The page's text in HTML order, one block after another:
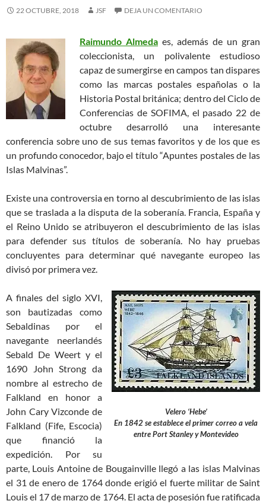
22 OCTUBRE, 2018 JSF DEJA UN COMENTARIO
Raimundo Almeda es, además de un gran
coleccionista, un polivalente estudioso
capaz de sumergirse en campos tan dispares
como las marcas postales españolas o la
Historia Postal británica; dentro del Ciclo de
Conferencias de SOFIMA, el pasado 22 de
octubre desarrolló una interesante
conferencia sobre uno de sus temas favoritos y de los que es
un profundo conocedor, bajo el título “Apuntes postales de las
Islas Malvinas”.
Existe una controversia en torno al descubrimiento de las islas
que se traslada a la disputa de la soberanía. Francia, España y
el Reino Unido se atribuyeron el descubrimiento de las islas
para defender sus títulos de soberanía. No hay pruebas
concluyentes para determinar qué navegante europeo las
divisó por primera vez.
Velero ‘Hebe’
En 1842 se establece el primer correo a vela
entre Port Stanley y Montevideo
A finales del siglo XVI,
son bautizadas como
Sebaldinas por el
navegante neerlandés
Sebald De Weert y el
1690 John Strong da
nombre al estrecho de
Falkland en honor a
John Cary Vizconde de
Falkland (Fife, Escocia)
que financió la
expedición. Por su
parte, Louis Antoine de Bougainville llegó a las islas Malvinas
el 31 de enero de 1764 donde erigió el fuerte militar de Saint
Louis el 17 de marzo de 1764. El acta de posesión fue ratificada